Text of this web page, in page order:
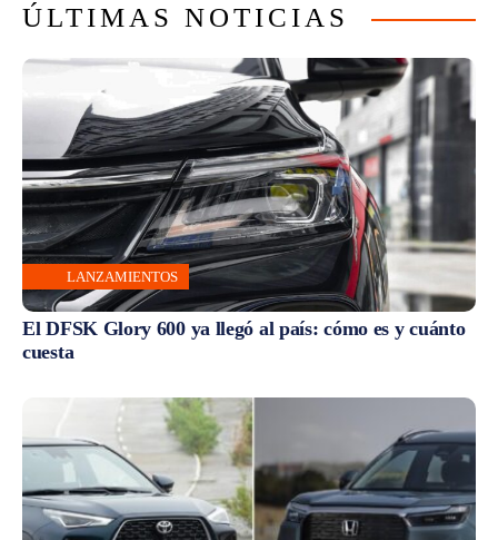
ÚLTIMAS NOTICIAS
LANZAMIENTOS
El DFSK Glory 600 ya llegó al país: cómo es y cuánto
cuesta